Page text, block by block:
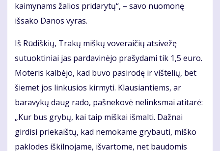
kaimynams žalios pridarytų“, – savo nuomonę
išsako Danos vyras.
Iš Rūdiškių, Trakų miškų voveraičių atsivežę
sutuoktiniai jas pardavinėjo prašydami tik 1,5 euro.
Moteris kalbėjo, kad buvo pasirodę ir vištelių, bet
šiemet jos linkusios kirmyti. Klausiantiems, ar
baravykų daug rado, pašnekovė nelinksmai atitarė:
„Kur bus grybų, kai taip miškai išmalti. Dažnai
girdisi priekaištų, kad nemokame grybauti, miško
paklodes iškilnojame, išvartome, net baudomis